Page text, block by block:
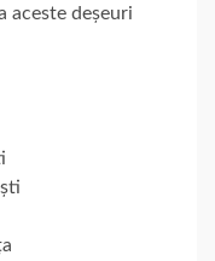
aceste deșeuri